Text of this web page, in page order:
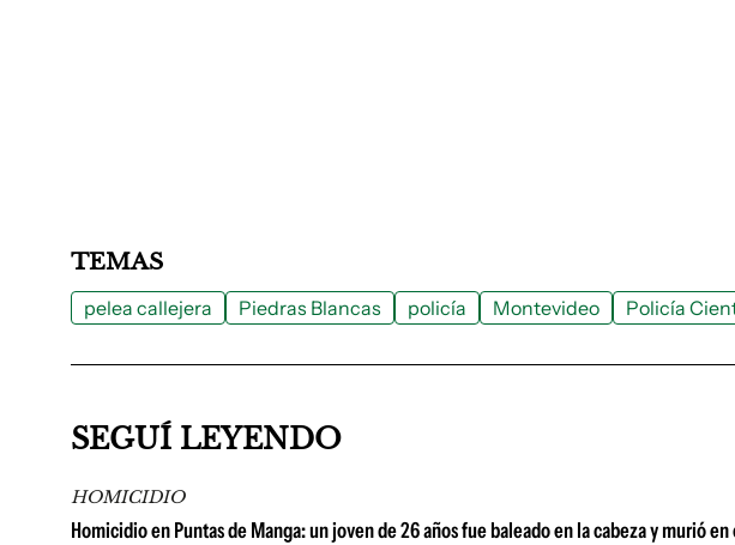
TEMAS
pelea callejera Piedras Blancas policía Montevideo Policía
SEGUÍ LEYENDO
HOMICIDIO
Homicidio en Puntas de Manga: un joven de 26 años fue baleado en la cabeza y murió